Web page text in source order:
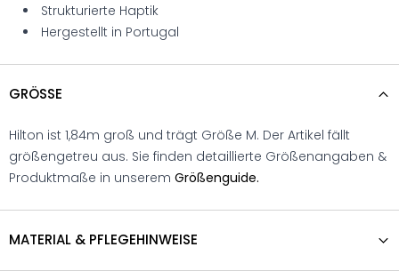
Strukturierte Haptik
Hergestellt in Portugal
GRÖSSE
Hilton ist 1,84m groß und trägt Größe M. Der Artikel fällt
größengetreu aus. Sie finden detaillierte Größenangaben &
Produktmaße in unserem Größenguide.
MATERIAL & PFLEGEHINWEISE